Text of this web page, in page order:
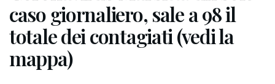
caso giornaliero, sale a 98 il
totale dei contagiati (vedi la
mappa)